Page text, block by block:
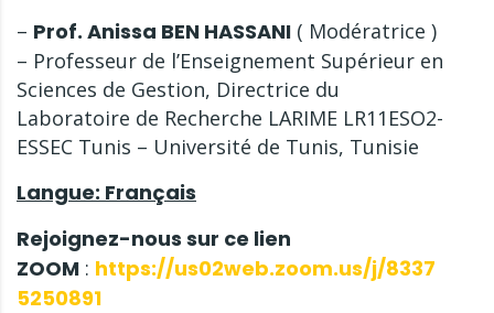
– Prof. Anissa BEN HASSANI ( Modératrice )
– Professeur de l’Enseignement Supérieur en
Sciences de Gestion, Directrice du
Laboratoire de Recherche LARIME LR11ESO2-
ESSEC Tunis – Université de Tunis, Tunisie
Langue: Français
Rejoignez-nous sur ce lien
ZOOM : https://us02web.zoom.us/j/8337
5250891